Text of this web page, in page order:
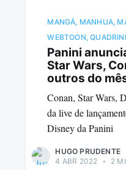
MANGÁ, MANHUA,
WEBTOON,
Panini
Star Wars,
outros do
Conan, Star Wars,
da live de
Disney da Panini
HUGO PRUDENTE
4 ABR 2022
• 2